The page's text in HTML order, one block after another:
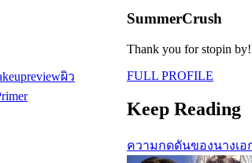
ผิว
SummerCrush
Thank you for stopin
FULL PROFILE
Keep Reading
ความกดดันของนางเอ